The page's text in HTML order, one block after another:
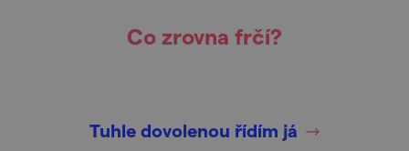
Co zrovna frčí?
Tuhle dovolenou řídím já